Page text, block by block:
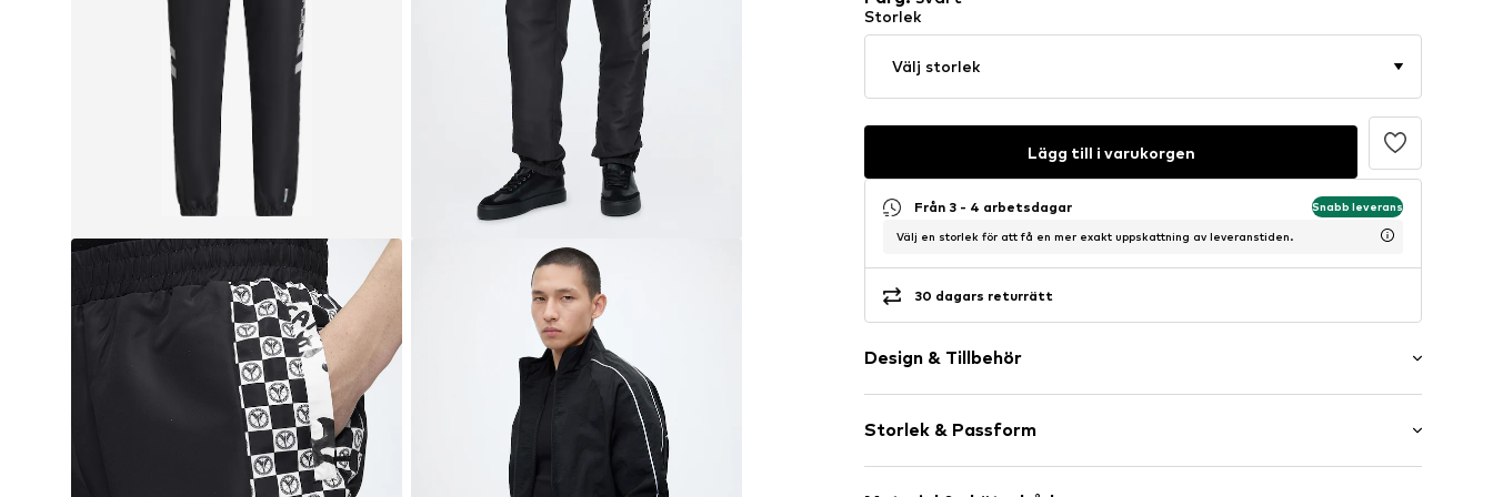
Storlek
Välj storlek
Lägg till i varukorgen
Från 3 - 4 arbetsdagar Snabb leverans
Välj en storlek för att få en mer exakt uppskattning av leveranstiden.
30 dagars returrätt
Design & Tillbehör
Elastisk midjeband/fåll
Gömd ficka
Sidofickor
Storlek & Passform